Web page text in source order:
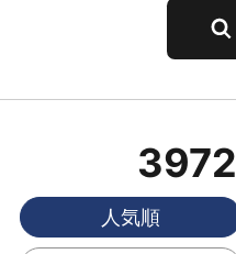
3972
人気順